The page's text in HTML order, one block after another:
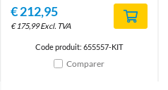
€212,95
€175,99 Excl. TVA
Code produit: 655557-KIT
Comparer